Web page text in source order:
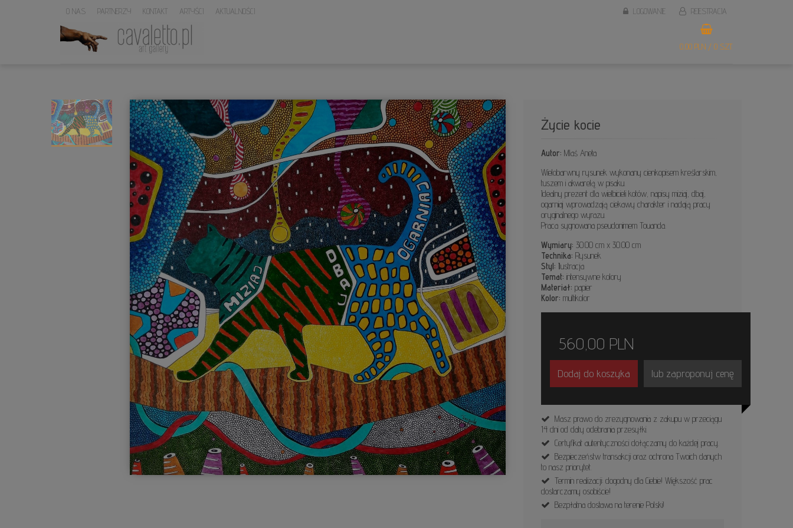
O NAS PARTNERZY KONTAKT ARTYŚCI AKTUALNOŚCI LOGOWANIE REJESTRACJA
0,00 PLN / 0 SZT.
Życie kocie
Autor: Mlaś Aneta
Wielobarwny rysunek wykonany cienkopisem kreślarskim,
tuszem i akwarelą w pisaku.
Idealny prezent dla wielbicieli kotów, napisy miziaj, dbaj,
ogarniaj wprowadzają ciekawy charakter i nadają pracy
oryginalnego wyrazu.
Praca sygnowana pseudonimem Touanda.
Wymiary: 30.00 cm x 30.00 cm
Technika: Rysunek
Styl: Ilustracja
Temat: intensywne kolory
Materiał: papier
Kolor: multikolor
560,00 PLN
Dodaj do koszyka lub zaproponuj cenę
Masz prawo do zrezygnowania z zakupu w przeciągu
14 dni od daty odebrania przesyłki.
Certyfikat autentyczności dołączamy do każdej pracy.
Bezpieczeństw transakcji oraz ochrona Twoich danych
to nasz priorytet.
Termin realizacji: dogodny dla Ciebie! Większość prac
dostarczamy osobiście!
Bezpłatna dostawa na terenie Polski!